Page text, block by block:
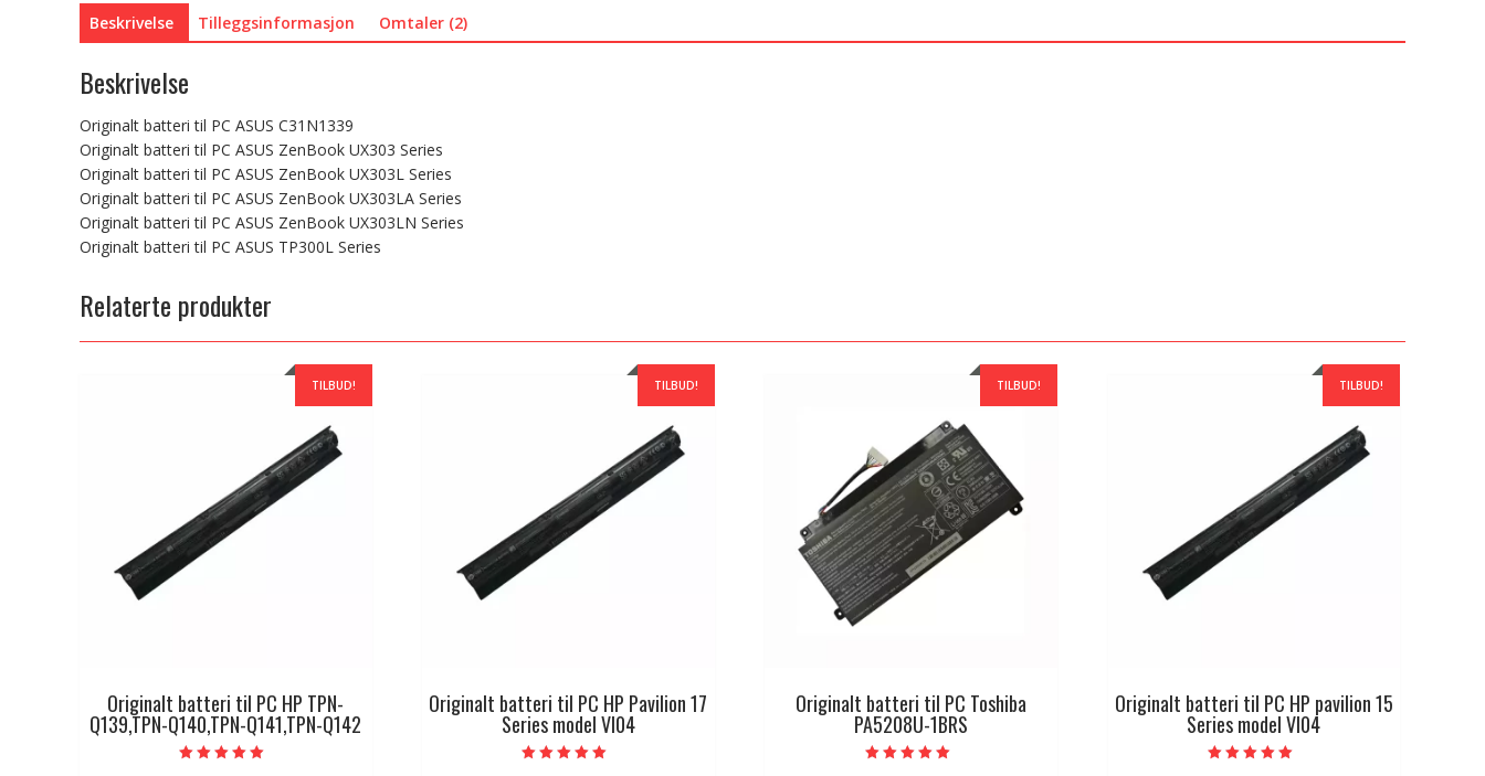
Beskrivelse Tilleggsinformasjon Omtaler (2)
Beskrivelse
Originalt batteri til PC ASUS C31N1339
Originalt batteri til PC ASUS ZenBook UX303 Series
Originalt batteri til PC ASUS ZenBook UX303L Series
Originalt batteri til PC ASUS ZenBook UX303LA Series
Originalt batteri til PC ASUS ZenBook UX303LN Series
Originalt batteri til PC ASUS TP300L Series
Relaterte produkter
TILBUD!
Originalt batteri til PC HP TPN-
Q139,TPN-Q140,TPN-Q141,TPN-Q142
TILBUD!
Originalt batteri til PC HP Pavilion 17
Series model VI04
TILBUD!
Originalt batteri til PC Toshiba
PA5208U-1BRS
TILBUD!
Originalt batteri til PC HP pavilion 15
Series model VI04